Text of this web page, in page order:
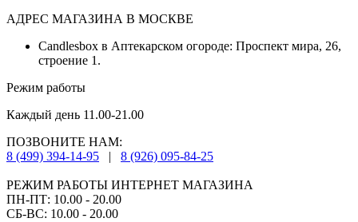
АДРЕС МАГАЗИНА В МОСКВЕ
Candlesbox в Аптекарском огороде: Проспект мира, 26,
строение 1.
Режим работы
Каждый день 11.00-21.00
ПОЗВОНИТЕ НАМ:
8 (499) 394-14-95
| 8 (926) 095-84-25
РЕЖИМ РАБОТЫ ИНТЕРНЕТ МАГАЗИНА
ПН-ПТ: 10.00 - 20.00
СБ-ВС: 10.00 - 20.00